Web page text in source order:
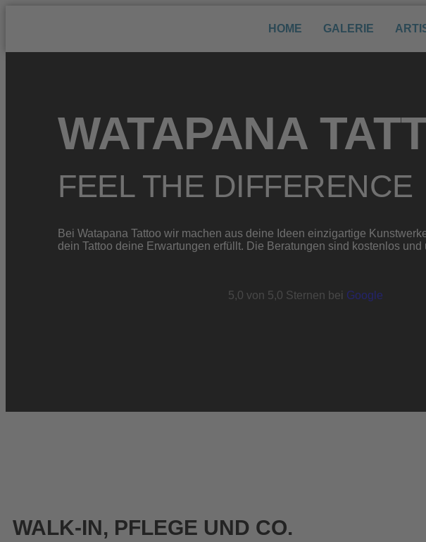
HOME GALERIE
WATAPANA
FEEL THE DIFFERENCE
Bei Watapana Tattoo wir machen aus deine Ideen einzigartige
dein Tattoo deine Erwartungen erfüllt. Die Beratungen sind kostenlos
5,0 von 5,0 Sternen bei Google
WALK-IN, PFLEGE UND CO.